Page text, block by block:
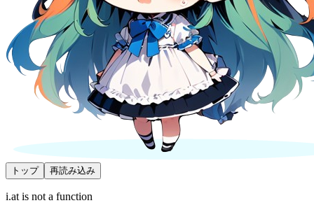
トップ 再読み込み
i.at is not a function